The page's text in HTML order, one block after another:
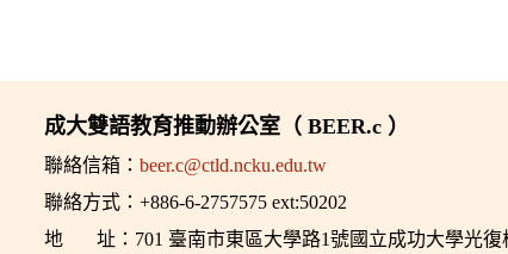
成大雙語教育推動辦公室（ BEER.c ）
聯絡信箱： beer.c@ctld.ncku.edu.tw
聯絡方式：+886-6-2757575 ext:50202
地 址：701 臺南市東區大學路1號國立成功大學光復